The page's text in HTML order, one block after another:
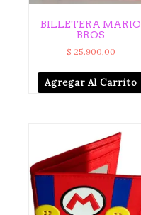
BILLETERA MARIO
BROS
$ 25.900,00
Agregar Al Carrito